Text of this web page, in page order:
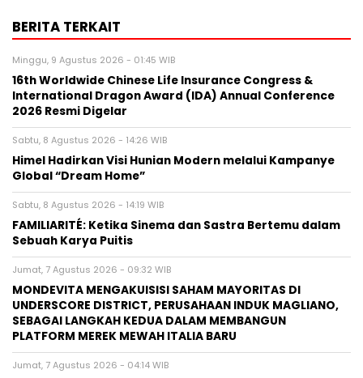
BERITA TERKAIT
Minggu, 9 Agustus 2026 - 01:45 WIB
16th Worldwide Chinese Life Insurance Congress &
International Dragon Award (IDA) Annual Conference
2026 Resmi Digelar
Sabtu, 8 Agustus 2026 - 14:26 WIB
Himel Hadirkan Visi Hunian Modern melalui Kampanye
Global “Dream Home”
Sabtu, 8 Agustus 2026 - 14:19 WIB
FAMILIARITÉ: Ketika Sinema dan Sastra Bertemu dalam
Sebuah Karya Puitis
Jumat, 7 Agustus 2026 - 09:32 WIB
MONDEVITA MENGAKUISISI SAHAM MAYORITAS DI
UNDERSCORE DISTRICT, PERUSAHAAN INDUK MAGLIANO,
SEBAGAI LANGKAH KEDUA DALAM MEMBANGUN
PLATFORM MEREK MEWAH ITALIA BARU
Jumat, 7 Agustus 2026 - 04:14 WIB